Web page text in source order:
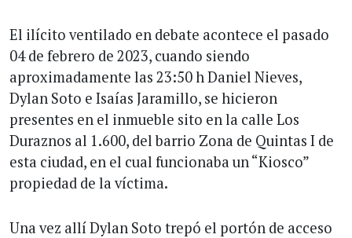
El ilícito ventilado en debate acontece el pasado
04 de febrero de 2023, cuando siendo
aproximadamente las 23:50 h Daniel Nieves,
Dylan Soto e Isaías Jaramillo, se hicieron
presentes en el inmueble sito en la calle Los
Duraznos al 1.600, del barrio Zona de Quintas I de
esta ciudad, en el cual funcionaba un “Kiosco”
propiedad de la víctima.
Una vez allí Dylan Soto trepó el portón de acceso